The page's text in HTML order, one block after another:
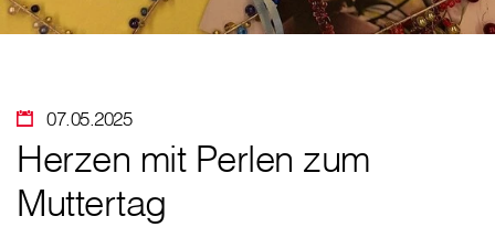
07.05.2025
Herzen mit Perlen zum
Muttertag